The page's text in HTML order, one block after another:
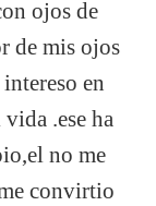
ojos de
de mis ojos
en
.ese ha
no me
convirtio